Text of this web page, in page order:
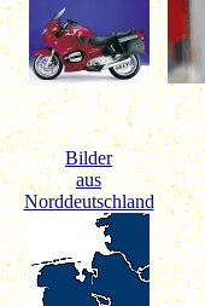
Bilder
aus
Norddeutschland